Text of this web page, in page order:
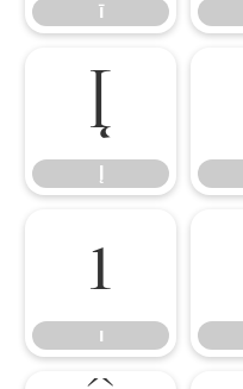
ī
Į
ı
ı